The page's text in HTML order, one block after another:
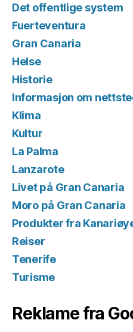
Det offentlige system
Fuerteventura
Gran Canaria
Helse
Historie
Informasjon om
Klima
Kultur
La Palma
Lanzarote
Livet på Gran Canaria
Moro på Gran Canaria
Produkter fra
Reiser
Tenerife
Turisme
Reklame fra